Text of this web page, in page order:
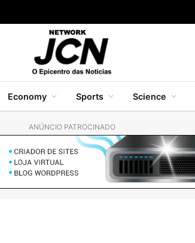
Economy Sports Science
ANÚNCIO PATROCINADO